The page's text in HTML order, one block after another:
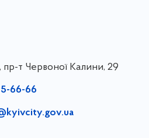
пр-т Червоної Калини, 29
66-66